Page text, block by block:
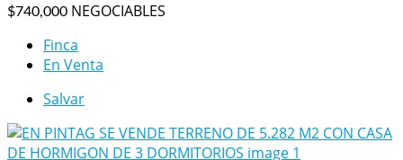
$740,000 NEGOCIABLES
Finca
En Venta
Salvar